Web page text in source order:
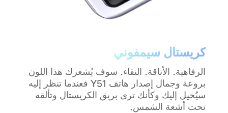
كريستال سيمفوني
الرفاهية. الأناقة. النقاء. سوف يُشعرك هذا اللون
بروعة وجمال إصدار هاتف Y51 فعندما تنظر إليه
سيُخيل إليك وكأنك ترى بريق الكريستال وتألقه
تحت أشعة الشمس.